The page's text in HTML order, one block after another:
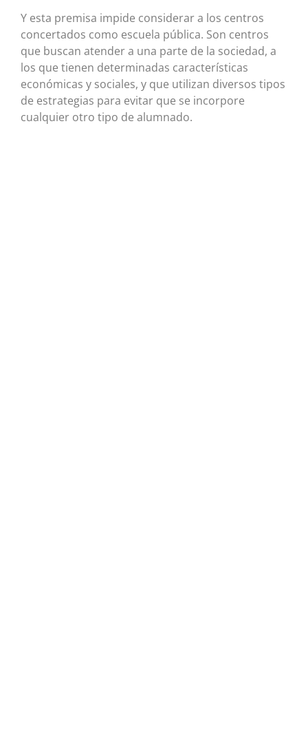
Y esta premisa impide considerar a los centros
concertados como escuela pública. Son centros
que buscan atender a una parte de la sociedad, a
los que tienen determinadas características
económicas y sociales, y que utilizan diversos tipos
de estrategias para evitar que se incorpore
cualquier otro tipo de alumnado.